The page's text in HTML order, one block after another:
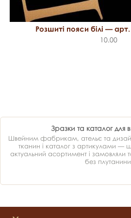
Розшиті пояси білі — арт.
10.00
Зразки та каталог для
Швейним фабрикам, ательє та
тканин і каталог з артикулами —
актуальний асортимент і замовляли
без плутанини.